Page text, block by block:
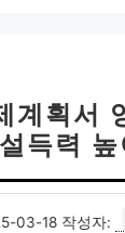
계획서
득력
03-18 작성자: